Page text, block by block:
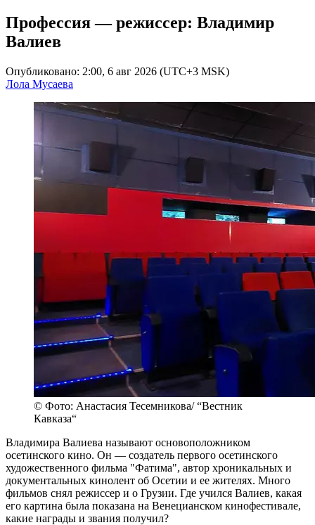
Профессия — режиссер: Владимир
Валиев
Опубликовано: 2:00, 6 авг 2026 (UTC+3 MSK)
Лола Мусаева
© Фото: Анастасия Тесемникова/ “Вестник
Кавказа“
Владимира Валиева называют основоположником
осетинского кино. Он — создатель первого осетинского
художественного фильма "Фатима", автор хроникальных и
документальных кинолент об Осетии и ее жителях. Много
фильмов снял режиссер и о Грузии. Где учился Валиев, какая
его картина была показана на Венецианском кинофестивале,
какие награды и звания получил?